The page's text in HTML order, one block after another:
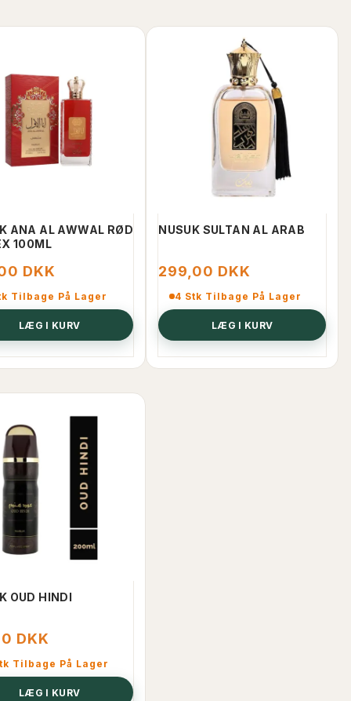
POPULÆR
KØB 32+ OG FÅ 25% RABAT
ANA AL AWWAL RØD
100ML
DKK
Tilbage På Lager
LÆG I KURV
NUSUK SULTAN AL ARAB
299,00 DKK
4 Stk Tilbage På Lager
LÆG I KURV
OUD HINDI
DKK
Tilbage På Lager
LÆG I KURV